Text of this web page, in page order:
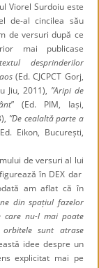
Viorel Surdoiu este
de-al cincilea său
de versuri după ce
mai publicase
desprinderilor
(Ed. CJCPCT Gorj,
Jiu, 2011), ”Aripi de
” (Ed. PIM, Iași,
”De cealaltă parte a
Eikon, București,
de versuri al lui
în DEX dar
am aflat că în
din spațiul fazelor
care nu-l mai poate
sunt atrase
idee despre un
explicitat mai pe